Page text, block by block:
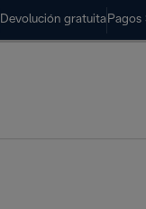
Devolución gratuita Pagos